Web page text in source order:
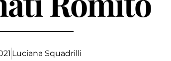
Luciana Squadrilli